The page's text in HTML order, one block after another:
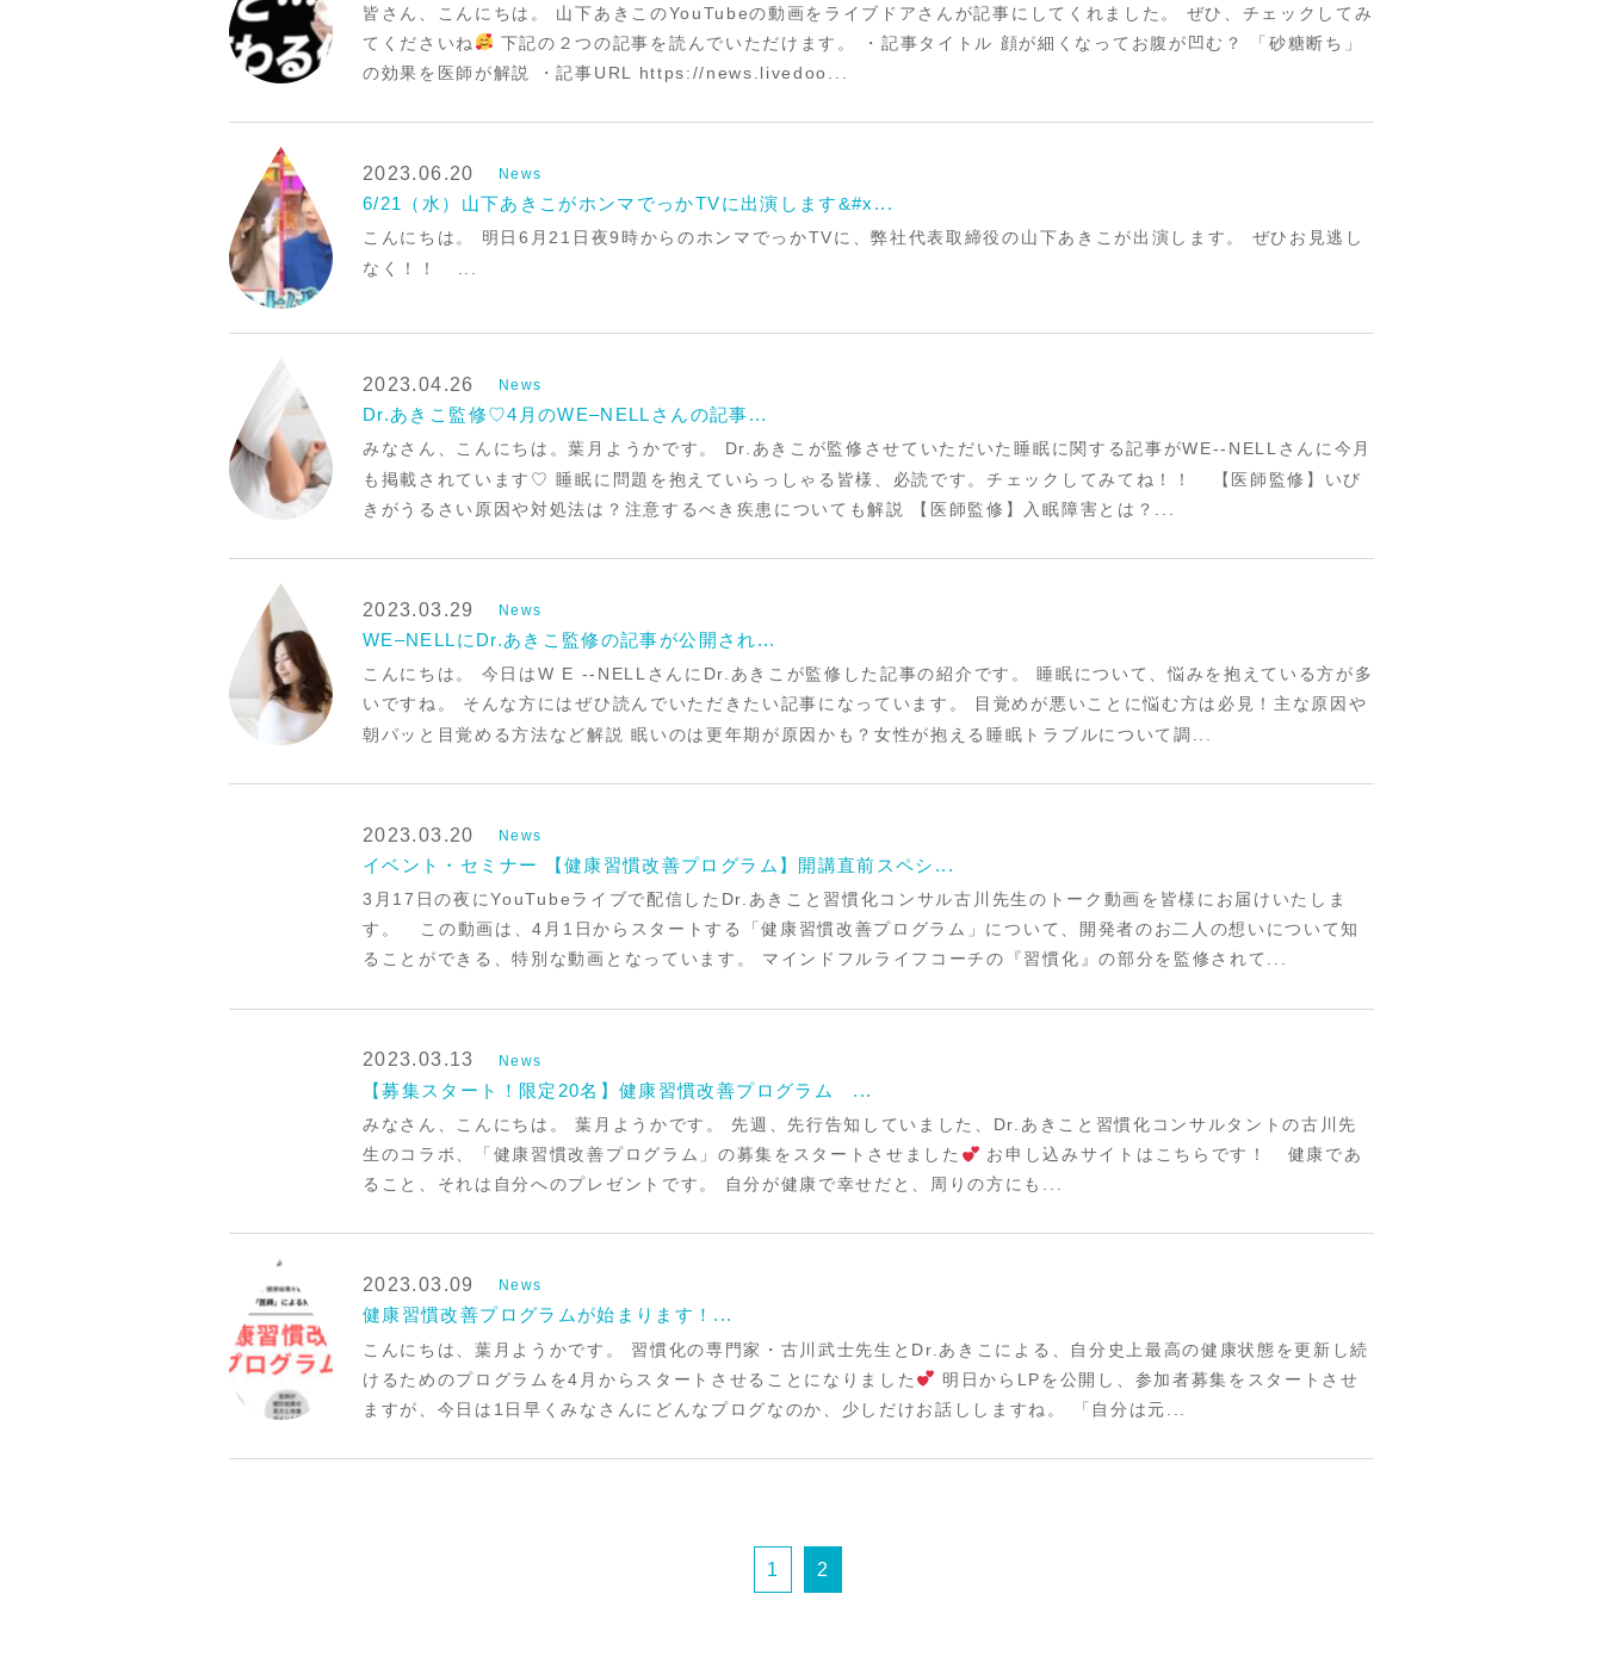
皆さん、こんにちは。 山下あきこのYouTubeの動画をライブドアさんが記事にしてくれました。 ぜひ、チェックしてみ
てくださいね
下記の２つの記事を読んでいただけます。 ・記事タイトル 顔が細くなってお腹が凹む？ 「砂糖断ち」
の効果を医師が解説 ・記事URL https://news.livedoo...
2023.06.20 News
6/21（水）山下あきこがホンマでっかTVに出演します&#x...
こんにちは。 明日6月21日夜9時からのホンマでっかTVに、弊社代表取締役の山下あきこが出演します。 ぜひお見逃し
なく！！ ...
2023.04.26 News
Dr.あきこ監修♡4月のWE–NELLさんの記事...
みなさん、こんにちは。葉月ようかです。 Dr.あきこが監修させていただいた睡眠に関する記事がWE--NELLさんに今月
も掲載されています♡ 睡眠に問題を抱えていらっしゃる皆様、必読です。チェックしてみてね！！ 【医師監修】いび
きがうるさい原因や対処法は？注意するべき疾患についても解説 【医師監修】入眠障害とは？...
2023.03.29 News
WE–NELLにDr.あきこ監修の記事が公開され...
こんにちは。 今日はW E --NELLさんにDr.あきこが監修した記事の紹介です。 睡眠について、悩みを抱えている方が多
いですね。 そんな方にはぜひ読んでいただきたい記事になっています。 目覚めが悪いことに悩む方は必見！主な原因や
朝パッと目覚める方法など解説 眠いのは更年期が原因かも？女性が抱える睡眠トラブルについて調...
2023.03.20 News
イベント・セミナー 【健康習慣改善プログラム】開講直前スペシ...
3月17日の夜にYouTubeライブで配信したDr.あきこと習慣化コンサル古川先生のトーク動画を皆様にお届けいたしま
す。 この動画は、4月1日からスタートする「健康習慣改善プログラム」について、開発者のお二人の想いについて知
ることができる、特別な動画となっています。 マインドフルライフコーチの『習慣化』の部分を監修されて...
2023.03.13 News
【募集スタート！限定20名】健康習慣改善プログラム ...
みなさん、こんにちは。 葉月ようかです。 先週、先行告知していました、Dr.あきこと習慣化コンサルタントの古川先
生のコラボ、「健康習慣改善プログラム」の募集をスタートさせました
お申し込みサイトはこちらです！ 健康であ
ること、それは自分へのプレゼントです。 自分が健康で幸せだと、周りの方にも...
2023.03.09 News
健康習慣改善プログラムが始まります！...
こんにちは、葉月ようかです。 習慣化の専門家・古川武士先生とDr.あきこによる、自分史上最高の健康状態を更新し続
けるためのプログラムを4月からスタートさせることになりました
明日からLPを公開し、参加者募集をスタートさせ
ますが、今日は1日早くみなさんにどんなプログなのか、少しだけお話ししますね。 「自分は元...
1 2